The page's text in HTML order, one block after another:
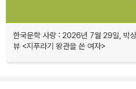
한국문학 사랑 : 2026년 7월 29일, 박
뷰 <지푸라기 왕관을 쓴 여자>